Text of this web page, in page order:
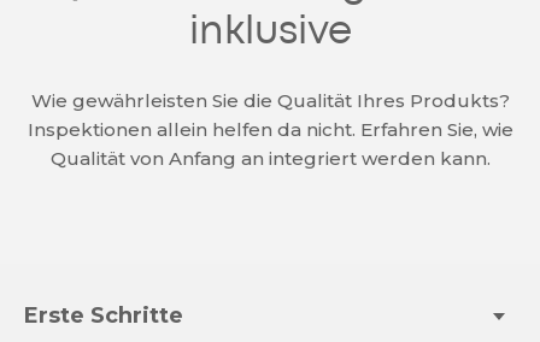
inklusive
Wie gewährleisten Sie die Qualität Ihres Produkts?
Inspektionen allein helfen da nicht. Erfahren Sie, wie
Qualität von Anfang an integriert werden kann.
Erste Schritte